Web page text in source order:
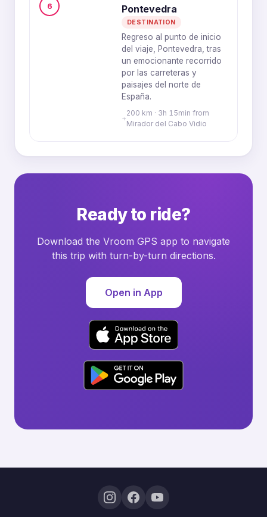
6 Pontevedra
DESTINATION
Regreso al punto de inicio
del viaje, Pontevedra, tras
un emocionante recorrido
por las carreteras y
paisajes del norte de
España.
200 km · 3h 15min from
Mirador del Cabo Vidio
Ready to ride?
Download the Vroom GPS app to navigate
this trip with turn-by-turn directions.
Open in App